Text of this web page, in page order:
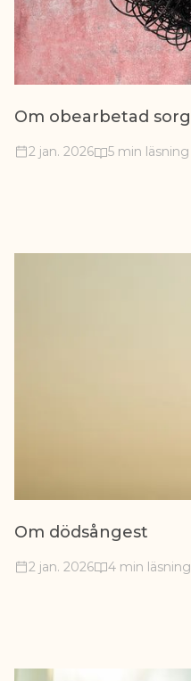
Om obearbetad sorg
2 jan. 2026 5 min läsning
Om dödsångest
2 jan. 2026 4 min läsning